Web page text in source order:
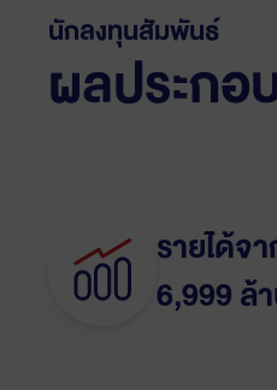
นักลงทุนสัมพันธ์
ผลประกอ
รายได้จ
6,999 ล้